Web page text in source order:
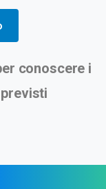
conoscere i